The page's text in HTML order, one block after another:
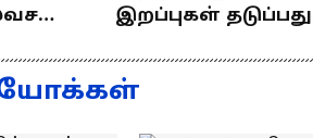
இறப்புகள் தடுப்பது
ராஜீவ் சந்தோஷம் !